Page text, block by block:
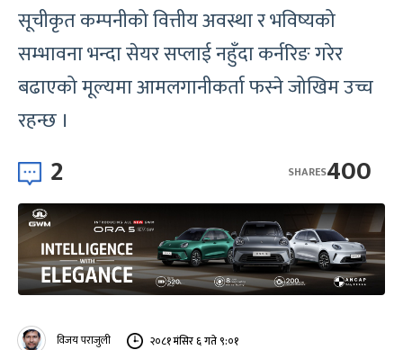
सूचीकृत कम्पनीको वित्तीय अवस्था र भविष्यको
सम्भावना भन्दा सेयर सप्लाई नहुँदा कर्नरिङ गरेर
बढाएको मूल्यमा आमलगानीकर्ता फस्ने जोखिम उच्च
रहन्छ ।
2 400
SHARES
विजय पराजुली २०८१ मंसिर ६ गते ९:०१